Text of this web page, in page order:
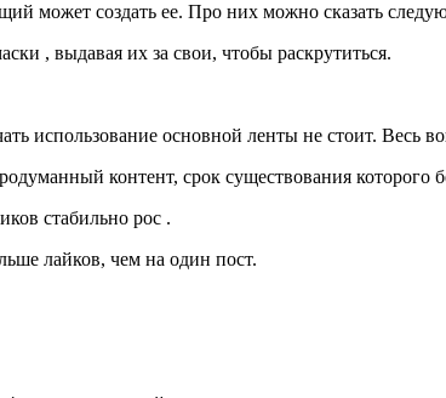
может создать ее. Про них можно сказать
, выдавая их за свои, чтобы раскрутиться.
использование основной ленты не стоит. Весь
контент, срок существования которого
стабильно рос .
лайков, чем на один пост.